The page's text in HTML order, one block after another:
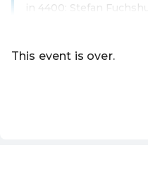
in 4400: Stefan
This event is over.